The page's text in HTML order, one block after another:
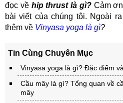
đọc về hip thrust là gì? Cảm
bài viết của chúng tôi. Ngoài
thêm về Vinyasa yoga là gì?
Tin Cùng Chuyên Mục
Vinyasa yoga là gì? Đặc điểm
Cầu mây là gì? Tổng quan về
mây